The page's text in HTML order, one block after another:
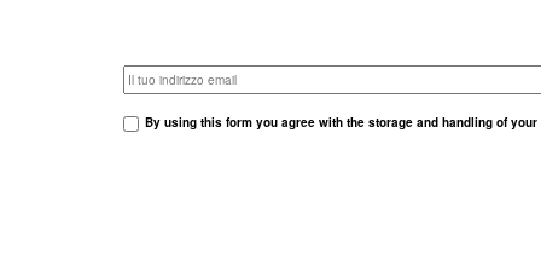
Il tuo indirizzo email
By using this form you agree with the storage and handling of